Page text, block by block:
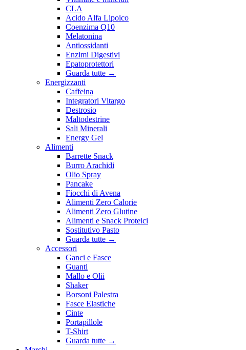
CLA
Acido Alfa Lipoico
Coenzima Q10
Melatonina
Antiossidanti
Enzimi Digestivi
Epatoprotettori
Guarda tutte →
Energizzanti
Caffeina
Integratori Vitargo
Destrosio
Maltodestrine
Sali Minerali
Energy Gel
Alimenti
Barrette Snack
Burro Arachidi
Olio Spray
Pancake
Fiocchi di Avena
Alimenti Zero Calorie
Alimenti Zero Glutine
Alimenti e Snack Proteici
Sostitutivo Pasto
Guarda tutte →
Accessori
Ganci e Fasce
Guanti
Mallo e Olii
Shaker
Borsoni Palestra
Fasce Elastiche
Cinte
Portapillole
T-Shirt
Guarda tutte →